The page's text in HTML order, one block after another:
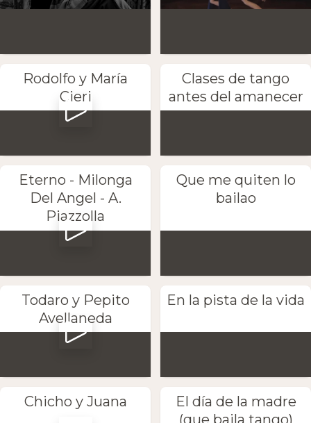
Rodolfo y María
Cieri
Clases de tango
antes del amanecer
Eterno - Milonga
Del Angel - A.
Piazzolla
Que me quiten lo
bailao
Todaro y Pepito
Avellaneda
En la pista de la vida
Chicho y Juana
El día de la madre
(que baila tango)